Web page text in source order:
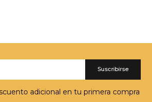
Suscribirse
adicional en tu primera compra